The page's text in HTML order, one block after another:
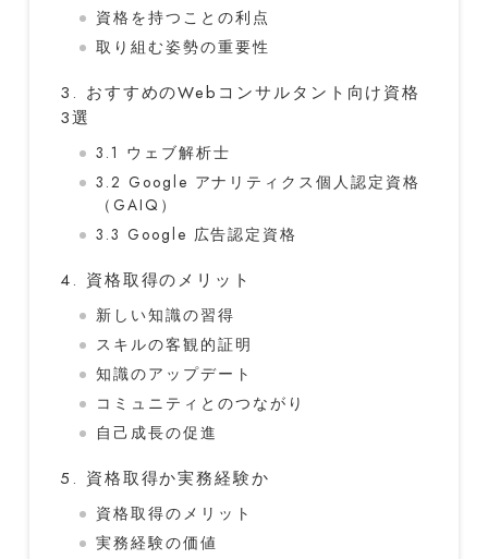
資格を持つことの利点
取り組む姿勢の重要性
3. おすすめのWebコンサルタント向け資格
3選
3.1 ウェブ解析士
3.2 Google アナリティクス個人認定資格
（GAIQ）
3.3 Google 広告認定資格
4. 資格取得のメリット
新しい知識の習得
スキルの客観的証明
知識のアップデート
コミュニティとのつながり
自己成長の促進
5. 資格取得か実務経験か
資格取得のメリット
実務経験の価値